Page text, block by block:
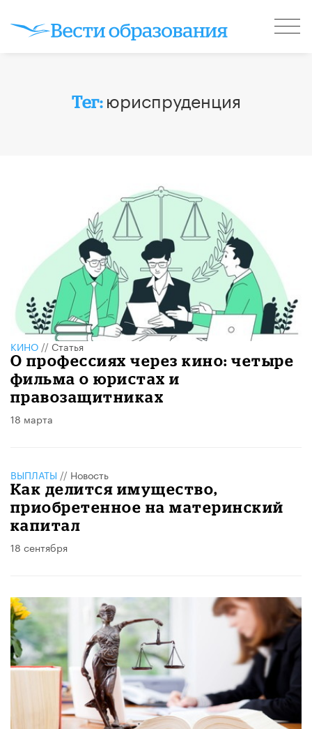
Тег: юриспруденция
КИНО // Статья
О профессиях через кино: четыре
фильма о юристах и
правозащитниках
18 марта
ВЫПЛАТЫ // Новость
​Как делится имущество,
приобретенное на материнский
капитал
18 сентября